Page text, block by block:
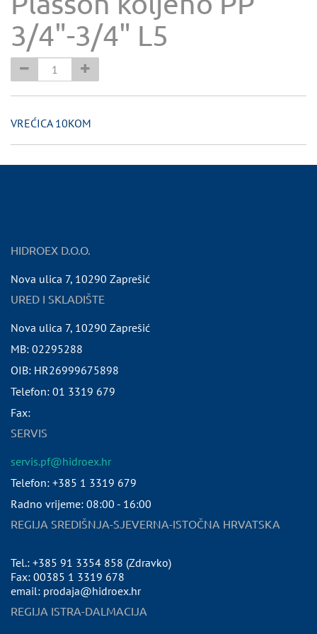
3/4"-3/4" L5
VREĆICA 10KOM
HIDROEX D.O.O.
Nova ulica 7, 10290 Zaprešić
URED I SKLADIŠTE
Nova ulica 7, 10290 Zaprešić
MB: 02295288
OIB: HR26999675898
Telefon: 01 3319 679
Fax:
SERVIS
servis.pf@hidroex.hr
Telefon: +385 1 3319 679
Radno vrijeme: 08:00 - 16:00
REGIJA SREDIŠNJA-SJEVERNA-ISTOČNA HRVATSKA
Tel.: +385 91 3354 858 (Zdravko)
Fax: 00385 1 3319 678
email: prodaja@hidroex.hr
REGIJA ISTRA-DALMACIJA